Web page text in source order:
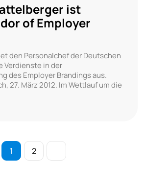
ist
of Employer
den Personalchef der Deutschen
Verdienste in der
des Employer Brandings aus.
27. März 2012. Im Wettlauf um die
1 2